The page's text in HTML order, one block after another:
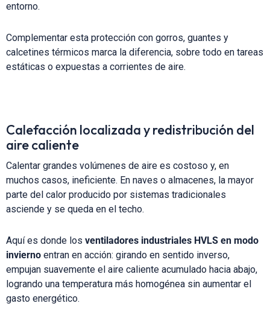
entorno.
Complementar esta protección con gorros, guantes y
calcetines térmicos marca la diferencia, sobre todo en tareas
estáticas o expuestas a corrientes de aire.
Calefacción localizada y redistribución del
aire caliente
Calentar grandes volúmenes de aire es costoso y, en
muchos casos, ineficiente. En naves o almacenes, la mayor
parte del calor producido por sistemas tradicionales
asciende y se queda en el techo.
Aquí es donde los ventiladores industriales HVLS en modo
invierno entran en acción: girando en sentido inverso,
empujan suavemente el aire caliente acumulado hacia abajo,
logrando una temperatura más homogénea sin aumentar el
gasto energético.